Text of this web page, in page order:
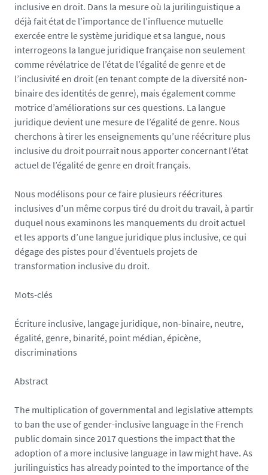
inclusive en droit. Dans la mesure où la jurilinguistique a
déjà fait état de l’importance de l’influence mutuelle
exercée entre le système juridique et sa langue, nous
interrogeons la langue juridique française non seulement
comme révélatrice de l’état de l’égalité de genre et de
l’inclusivité en droit (en tenant compte de la diversité non-
binaire des identités de genre), mais également comme
motrice d’améliorations sur ces questions. La langue
juridique devient une mesure de l’égalité de genre. Nous
cherchons à tirer les enseignements qu’une réécriture plus
inclusive du droit pourrait nous apporter concernant l’état
actuel de l’égalité de genre en droit français.
Nous modélisons pour ce faire plusieurs réécritures
inclusives d’un même corpus tiré du droit du travail, à partir
duquel nous examinons les manquements du droit actuel
et les apports d’une langue juridique plus inclusive, ce qui
dégage des pistes pour d’éventuels projets de
transformation inclusive du droit.
Mots-clés
Écriture inclusive, langage juridique, non-binaire, neutre,
égalité, genre, binarité, point médian, épicène,
discriminations
Abstract
The multiplication of governmental and legislative attempts
to ban the use of gender-inclusive language in the French
public domain since 2017 questions the impact that the
adoption of a more inclusive language in law might have. As
jurilinguistics has already pointed to the importance of the